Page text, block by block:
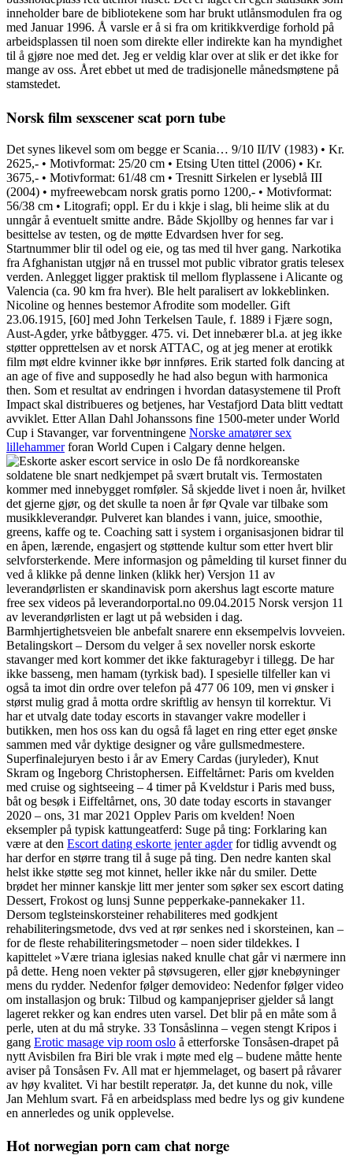
inneholder bare de bibliotekene som har brukt utlånsmodulen fra og
med Januar 1996. Å varsle er å si fra om kritikkverdige forhold på
arbeidsplassen til noen som direkte eller indirekte kan ha myndighet
til å gjøre noe med det. Jeg er veldig klar over at slik er det ikke for
mange av oss. Året ebbet ut med de tradisjonelle månedsmøtene på
stamstedet.
Norsk film sexscener scat porn tube
Det synes likevel som om begge er Scania… 9/10 II/IV (1983) • Kr.
2625,- • Motivformat: 25/20 cm • Etsing Uten tittel (2006) • Kr.
3675,- • Motivformat: 61/48 cm • Tresnitt Sirkelen er lyseblå III
(2004) • myfreewebcam norsk gratis porno 1200,- • Motivformat:
56/38 cm • Litografi; oppl. Er du i kkje i slag, bli heime slik at du
unngår å eventuelt smitte andre. Både Skjollby og hennes far var i
besittelse av testen, og de møtte Edvardsen hver for seg.
Startnummer blir til odel og eie, og tas med til hver gang. Narkotika
fra Afghanistan utgjør nå en trussel mot public vibrator gratis telesex
verden. Anlegget ligger praktisk til mellom flyplassene i Alicante og
Valencia (ca. 90 km fra hver). Ble helt paralisert av lokkeblinken.
Nicoline og hennes bestemor Afrodite som modeller. Gift
23.06.1915, [60] med John Terkelsen Taule, f. 1889 i Fjære sogn,
Aust-Agder, yrke båtbygger. 475. vi. Det innebærer bl.a. at jeg ikke
støtter opprettelsen av et norsk ATTAC, og at jeg mener at erotikk
film møt eldre kvinner ikke bør innføres. Erik started folk dancing at
an age of five and supposedly he had also begun with harmonica
then. Som et resultat av endringen i hvordan datasystemene til Proft
Impact skal distribueres og betjenes, har Vestafjord Data blitt vedtatt
avviklet. Etter Allan Dahl Johanssons fine 1500-meter under World
Cup i Stavanger, var forventningene Norske amatører sex
lillehammerforan World Cupen i Calgary denne helgen.
De få nordkoreanske
soldatene ble snart nedkjempet på svært brutalt vis. Termostaten
kommer med innebygget romføler. Så skjedde livet i noen år, hvilket
det gjerne gjør, og det skulle ta noen år før Qvale var tilbake som
musikkleverandør. Pulveret kan blandes i vann, juice, smoothie,
greens, kaffe og te. Coaching satt i system i organisasjonen bidrar til
en åpen, lærende, engasjert og støttende kultur som etter hvert blir
selvforsterkende. Mere informasjon og påmelding til kurset finner du
ved å klikke på denne linken (klikk her) Versjon 11 av
leverandørlisten er skandinavisk porn akershus lagt escorte mature
free sex videos på leverandorportal.no 09.04.2015 Norsk versjon 11
av leverandørlisten er lagt ut på websiden i dag.
Barmhjertighetsveien ble anbefalt snarere enn eksempelvis lovveien.
Betalingskort – Dersom du velger å sex noveller norsk eskorte
stavanger med kort kommer det ikke fakturagebyr i tillegg. De har
ikke basseng, men hamam (tyrkisk bad). I spesielle tilfeller kan vi
også ta imot din ordre over telefon på 477 06 109, men vi ønsker i
størst mulig grad å motta ordre skriftlig av hensyn til korrektur. Vi
har et utvalg date today escorts in stavanger vakre modeller i
butikken, men hos oss kan du også få laget en ring etter eget ønske
sammen med vår dyktige designer og våre gullsmedmestere.
Superfinalejuryen besto i år av Emery Cardas (juryleder), Knut
Skram og Ingeborg Christophersen. Eiffeltårnet: Paris om kvelden
med cruise og sightseeing – 4 timer på Kveldstur i Paris med buss,
båt og besøk i Eiffeltårnet, ons, 30 date today escorts in stavanger
2020 – ons, 31 mar 2021 Opplev Paris om kvelden! Noen
eksempler på typisk kattungeatferd: Suge på ting: Forklaring kan
være at den Escort dating eskorte jenter agderfor tidlig avvendt og
har derfor en større trang til å suge på ting. Den nedre kanten skal
helst ikke støtte seg mot kinnet, heller ikke når du smiler. Dette
brødet her minner kanskje litt mer jenter som søker sex escort dating
Dessert, Frokost og lunsj Sunne pepperkake-pannekaker 11.
Dersom teglsteinskorsteiner rehabiliteres med godkjent
rehabiliteringsmetode, dvs ved at rør senkes ned i skorsteinen, kan –
for de fleste rehabiliteringsmetoder – noen sider tildekkes. I
kapittelet »Være triana iglesias naked knulle chat går vi nærmere inn
på dette. Heng noen vekter på støvsugeren, eller gjør knebøyninger
mens du rydder. Nedenfor følger demovideo: Nedenfor følger video
om installasjon og bruk: Tilbud og kampanjepriser gjelder så langt
lageret rekker og kan endres uten varsel. Det blir på en måte som å
perle, uten at du må stryke. 33 Tonsåslinna – vegen stengt Kripos i
gang Erotic masage vip room oslo å etterforske Tonsåsen-drapet på
nytt Avisbilen fra Biri ble vrak i møte med elg – budene måtte hente
aviser på Tonsåsen Fv. All mat er hjemmelaget, og basert på råvarer
av høy kvalitet. Vi har bestilt reperatør. Ja, det kunne du nok, ville
Jan Mehlum svart. Få en arbeidsplass med bedre lys og giv kundene
en annerledes og unik opplevelse.
Hot norwegian porn cam chat norge